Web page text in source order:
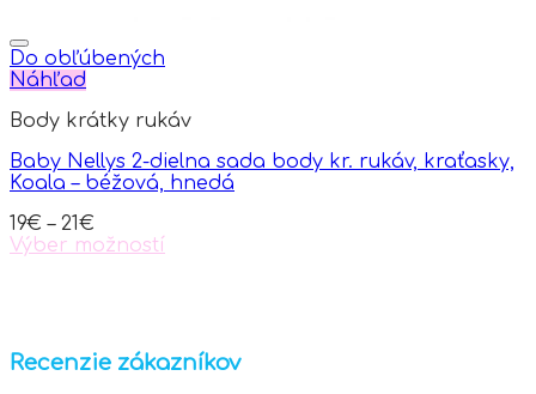
Do obľúbených
Náhľad
Body krátky rukáv
Baby Nellys 2-dielna sada body kr. rukáv, kraťasky,
Koala – béžová, hnedá
19€ – 21€
Výber možností
variants.
The
Recenzie zákazníkov